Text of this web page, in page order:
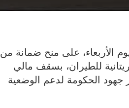
الأربعاء، على منح ضمانة من
للطيران، بسقف مالي
جهود الحكومة لدعم الوضعية